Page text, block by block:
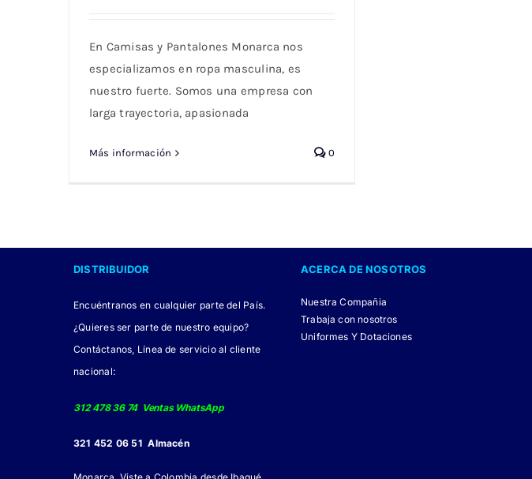
En Camisas y Pantalones Monarca nos
especializamos en ropa masculina, es
nuestro fuerte. Somos una empresa con
larga trayectoria, apasionada
Más información 0
DISTRIBUIDOR
Encuéntranos en cualquier parte del País.
¿Quieres ser parte de nuestro equipo?
Contáctanos, Línea de servicio al cliente
nacional:
312 478 36 74 Ventas WhatsApp
321 452 06 51 Almacén
ACERCA DE NOSOTROS
Nuestra Compañia
Trabaja con nosotros
Uniformes Y Dotaciones